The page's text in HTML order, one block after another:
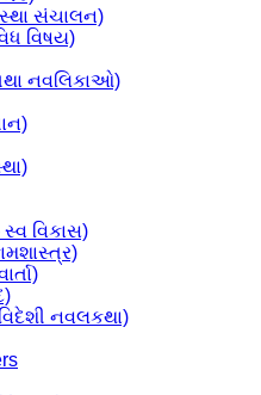
સંચાલન)
વિષય)
નવલિકાઓ)
વિકાસ)
નવલકથા)